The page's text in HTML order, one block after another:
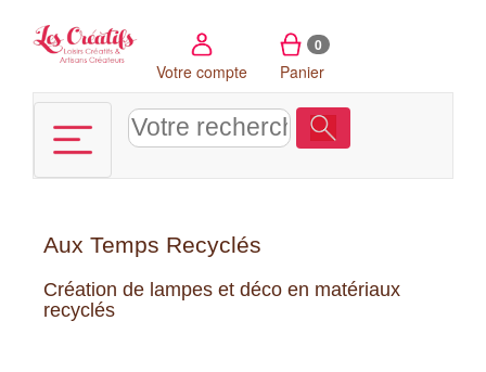
Votre compte
0
Panier
Aux Temps Recyclés
Création de lampes et déco en matériaux
recyclés